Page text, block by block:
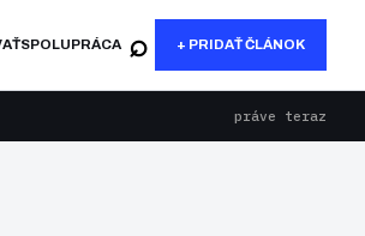
SPOLUPRÁCA ⌕ + PRIDAŤ ČLÁNOK
práve teraz